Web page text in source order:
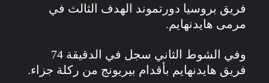
فريق بروسيا دورتموند الهدف الثالث في
مرمى هايدنهايم.
وفي الشوط الثاني سجل في الدقيقة 74
فريق هايدنهايم بأقدام بيريونج من ركلة جزاء.